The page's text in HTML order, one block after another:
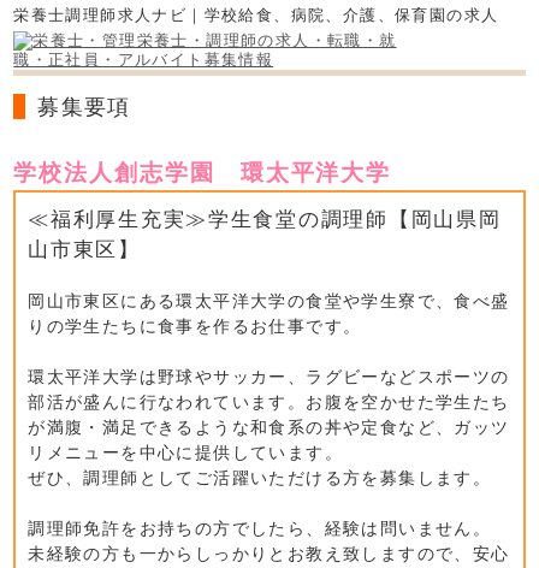
栄養士調理師求人ナビ｜学校給食、病院、介護、保育園の求人
募集要項
学校法人創志学園 環太平洋大学
≪福利厚生充実≫学生食堂の調理師【岡山県岡
山市東区】
岡山市東区にある環太平洋大学の食堂や学生寮で、食べ盛
りの学生たちに食事を作るお仕事です。
環太平洋大学は野球やサッカー、ラグビーなどスポーツの
部活が盛んに行なわれています。お腹を空かせた学生たち
が満腹・満足できるような和食系の丼や定食など、ガッツ
リメニューを中心に提供しています。
ぜひ、調理師としてご活躍いただける方を募集します。
調理師免許をお持ちの方でしたら、経験は問いません。
未経験の方も一からしっかりとお教え致しますので、安心